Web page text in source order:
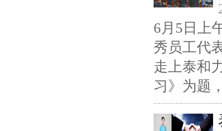
6月5日上
秀员工代
走上泰和
习》为题